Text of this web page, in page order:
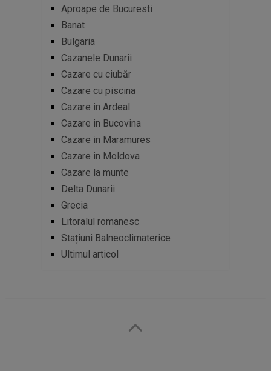
Aproape de Bucuresti
Banat
Bulgaria
Cazanele Dunarii
Cazare cu ciubăr
Cazare cu piscina
Cazare in Ardeal
Cazare in Bucovina
Cazare in Maramures
Cazare in Moldova
Cazare la munte
Delta Dunarii
Grecia
Litoralul romanesc
Stațiuni Balneoclimaterice
Ultimul articol